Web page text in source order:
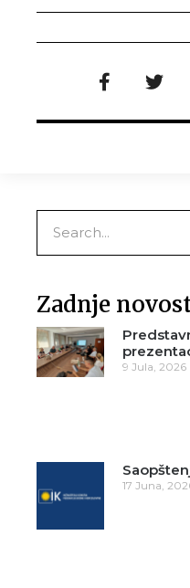
Zadnje
9 Jula, 2026
17 Juna,